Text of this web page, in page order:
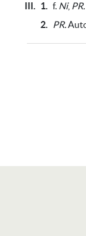
III. 1. f. Ni, PR.
2.
PR.